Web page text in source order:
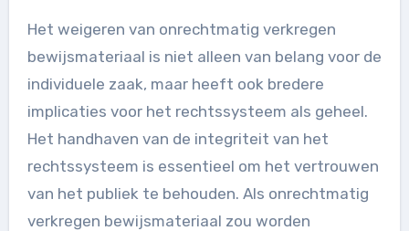
Het weigeren van onrechtmatig verkregen
bewijsmateriaal is niet alleen van belang voor de
individuele zaak, maar heeft ook bredere
implicaties voor het rechtssysteem als geheel.
Het handhaven van de integriteit van het
rechtssysteem is essentieel om het vertrouwen
van het publiek te behouden. Als onrechtmatig
verkregen bewijsmateriaal zou worden